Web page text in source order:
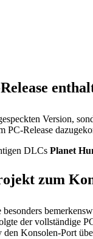
Version,
PC-Release
DLCs Planet
zum
der vollständige
Konsolen-Port